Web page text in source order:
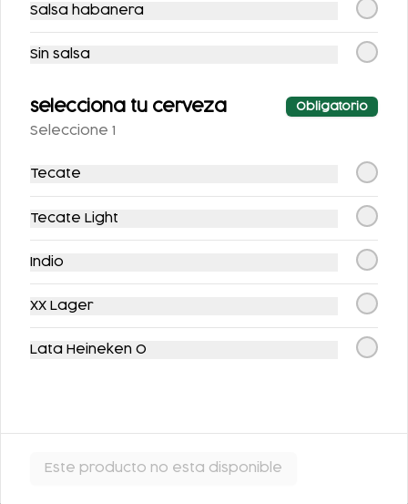
$63.00
ARROZ CON LECHE
Salsa habanera
Sin salsa
selecciona tu cerveza Obligatorio
Seleccione 1
Tecate
Tecate Light
Indio
XX Lager
Lata Heineken 0
Este producto no esta disponible